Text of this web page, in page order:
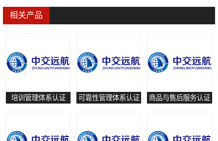
相关产品
培训管理体系认证 可靠性管理体系认证 商品与售后服务认证